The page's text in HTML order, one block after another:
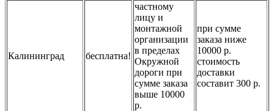
Калининград бесплатна!
частному
лицу и
монтажной
организации
в пределах
Окружной
дороги при
сумме заказа
выше 10000
р.
при сумме
заказа ниже
10000 р.
стоимость
доставки
составит 300 р.